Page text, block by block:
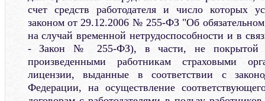
счет средств работодателя и число которых
законом от 29.12.2006 № 255-ФЗ "Об
на случай временной нетрудоспособности и в
- Закон № 255-ФЗ), в части, не покрытой
произведенными работникам страховыми
лицензии, выданные в соответствии с
Федерации, на осуществление